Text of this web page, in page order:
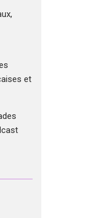
et